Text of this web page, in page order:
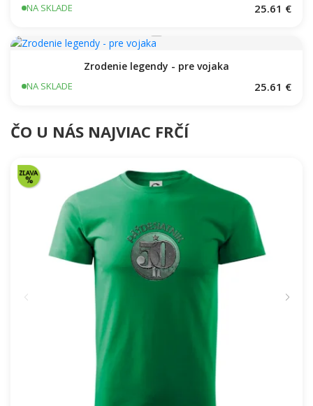
NA SKLADE 25.61 €
Zrodenie legendy - pre vojaka
NA SKLADE 25.61 €
ČO U NÁS NAJVIAC FRČÍ